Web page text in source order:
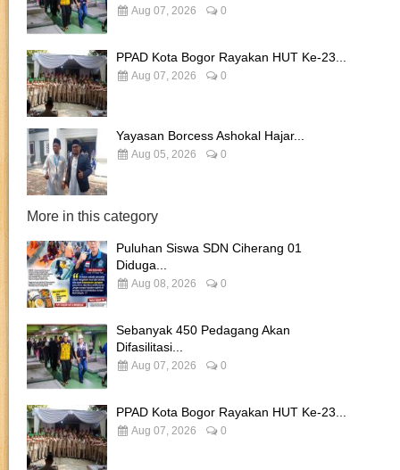
Aug 07, 2026 0
PPAD Kota Bogor Rayakan HUT Ke-23...
Aug 07, 2026 0
Yayasan Borcess Ashokal Hajar...
Aug 05, 2026 0
More in this category
Puluhan Siswa SDN Ciherang 01
Diduga...
Aug 08, 2026 0
Sebanyak 450 Pedagang Akan
Difasilitasi...
Aug 07, 2026 0
PPAD Kota Bogor Rayakan HUT Ke-23...
Aug 07, 2026 0